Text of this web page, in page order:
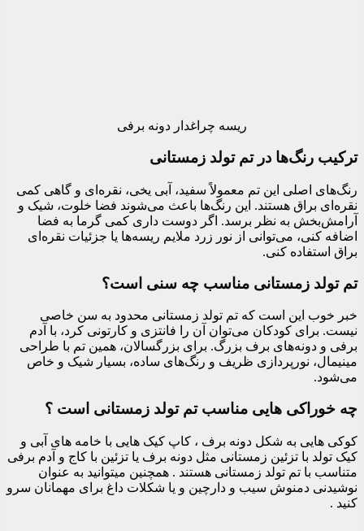
ریسه چراغدار دونه برفی
ترکیب رنگ‌ها در تم تولد زمستانی
رنگ‌های اصلی این تم معمولاً سفید، آبی یخی، نقره‌ای و گاهی کمی
نقره‌ای براق هستند. این رنگ‌ها باعث می‌شوند فضا خلوت، شیک و
آرامش‌بخش به نظر برسد. اگر دوست داری کمی گرما به فضا
اضافه کنی، می‌توانی از نور زرد ملایم ریسه‌ها یا جزئیات نقره‌ای
براق استفاده کنی.
تم تولد زمستانی مناسب چه سنی است؟
خبر خوب این است که تم تولد زمستانی محدود به سن خاصی
نیست. برای کودکان می‌توان آن را فانتزی و کارتونی کرد، با آدم
برفی و دونه‌های برف بزرگ. برای بزرگسالان، همین تم با طراحی
مینیمال، نورپردازی ظریف و رنگ‌های ساده، بسیار شیک و خاص
می‌شود.
چه خوراکی هایی مناسب تم تولد زمستانی است ؟
کوکی هایی به شکل دونه برف ، کاپ کیک هایی با خامه های آبی و
کیک تولد با تزئین زمستانی مثل دونه برف یا تزئین با کاج و آدم برفی
متناسب با تم تولد زمستانی هستند . همچنین میتوانید به عنوان
نوشیدنی دمنوش سیب و دارچین و یا شکلات داغ برای مهمانان سرو
کنید .